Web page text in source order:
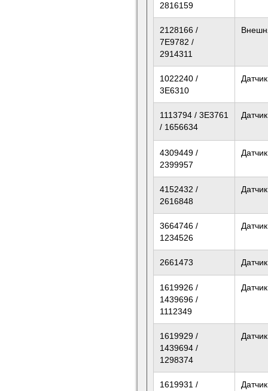
2816159
2128166 /
7E9782 /
2914311
1022240 /
3E6310
1113794 / 3E3761
/ 1656634
4309449 /
2399957
4152432 /
2616848
3664746 /
1234526
Датчик
2661473
1619926 /
1439696 /
1112349
1619929 /
1439694 /
1298374
1619931 /